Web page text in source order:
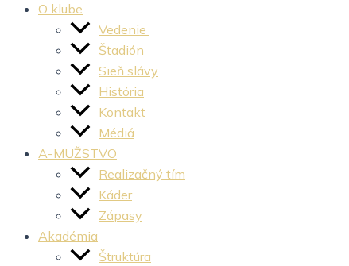
O klube
Vedenie
Štadión
Sieň slávy
História
Kontakt
Médiá
A-MUŽSTVO
Realizačný tím
Káder
Zápasy
Akadémia
Štruktúra